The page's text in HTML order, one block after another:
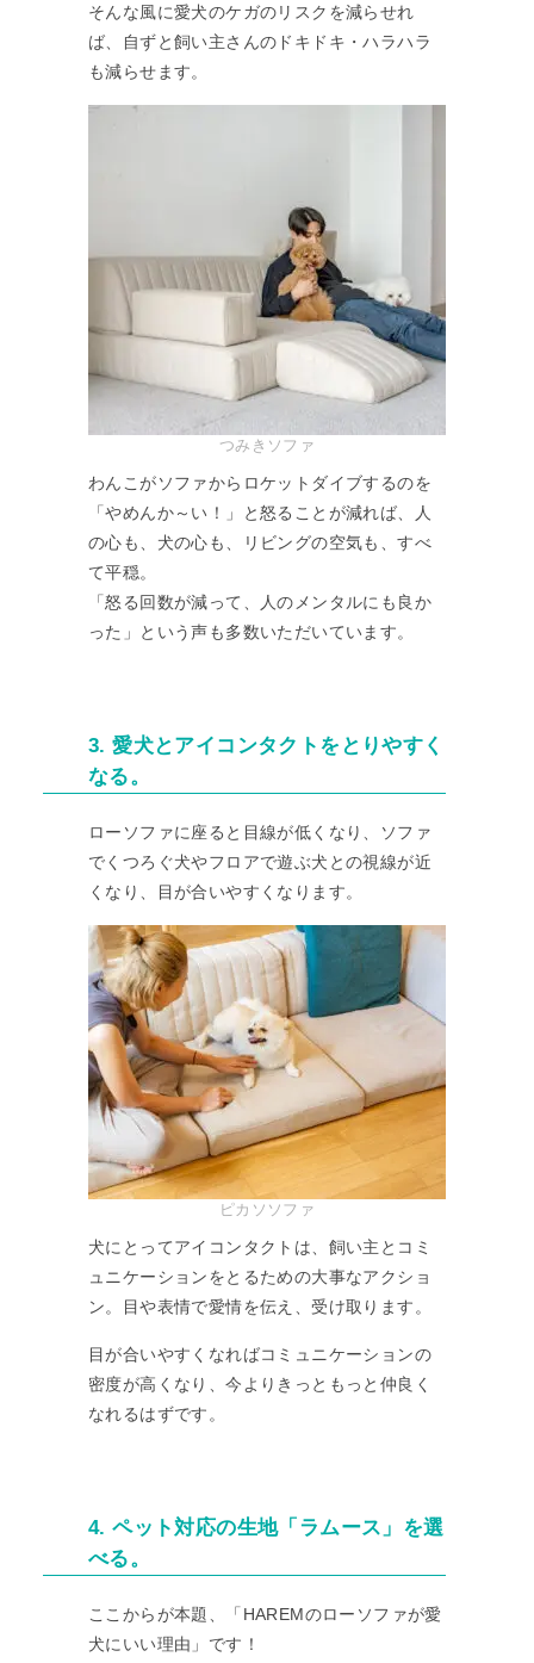
そんな風に愛犬のケガのリスクを減らせれ
ば、自ずと飼い主さんのドキドキ・ハラハラ
も減らせます。
つみきソファ
わんこがソファからロケットダイブするのを
「やめんか～い！」と怒ることが減れば、人
の心も、犬の心も、リビングの空気も、すべ
て平穏。
「怒る回数が減って、人のメンタルにも良か
った」という声も多数いただいています。
3. 愛犬とアイコンタクトをとりやすく
なる。
ローソファに座ると目線が低くなり、ソファ
でくつろぐ犬やフロアで遊ぶ犬との視線が近
くなり、目が合いやすくなります。
ピカソソファ
犬にとってアイコンタクトは、飼い主とコミ
ュニケーションをとるための大事なアクショ
ン。目や表情で愛情を伝え、受け取ります。
目が合いやすくなればコミュニケーションの
密度が高くなり、今よりきっともっと仲良く
なれるはずです。
4. ペット対応の生地「ラムース」を選
べる。
ここからが本題、「HAREMのローソファが愛
犬にいい理由」です！